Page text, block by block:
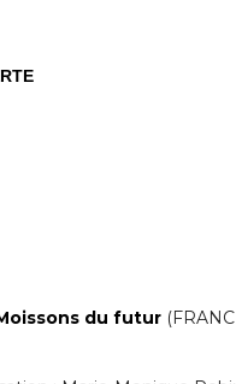
du futur